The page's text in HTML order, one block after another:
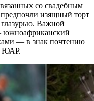
со свадебным
изящный торт
Важной
южноафриканский
— в знак почтению
ЮАР.